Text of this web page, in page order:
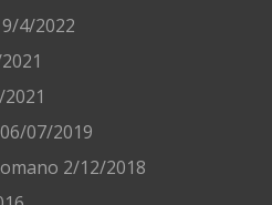
4/2022
07/2019
2/12/2018